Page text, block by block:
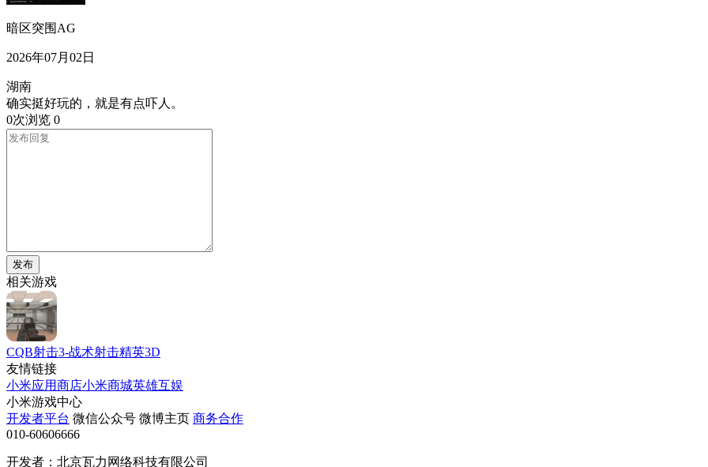
暗区突围AG
2026年07月02日
湖南
确实挺好玩的，就是有点吓人。
0次浏览 0
发布
相关游戏
CQB射击3-战术射击精英3D
友情链接
小米应用商店小米商城英雄互娱
小米游戏中心
开发者平台 微信公众号 微博主页 商务合作
010-60606666
开发者：北京瓦力网络科技有限公司